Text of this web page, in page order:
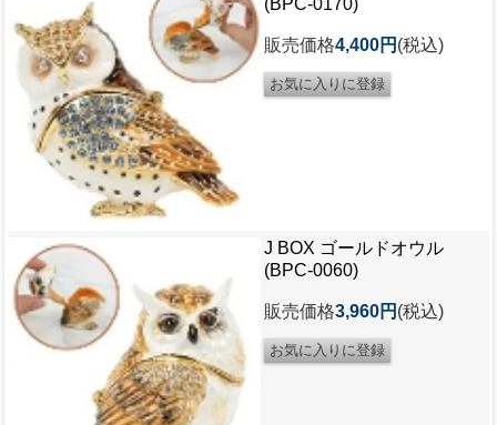
(BPC-0170)
販売価格4,400円 (税込)
J BOX ゴールドオウル
(BPC-0060)
販売価格3,960円 (税込)